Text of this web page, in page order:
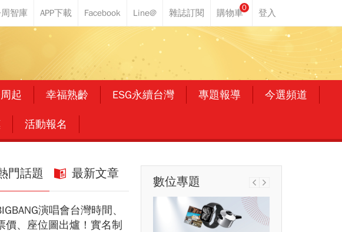
0
起 幸福熟齡 ESG永續台灣 專題報導 今選頻道
活動報名
門話題 最新文章
演唱會台灣時間、
價、座位圖出爐！實名制
數位專題